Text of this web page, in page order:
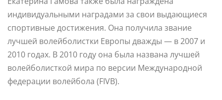
индивидуальными наградами за свои выдающиеся
спортивные достижения. Она получила звание
лучшей волейболистки Европы дважды — в 2007 и
2010 годах. В 2010 году она была названа лучшей
волейболисткой мира по версии Международной
федерации волейбола (FIVB).